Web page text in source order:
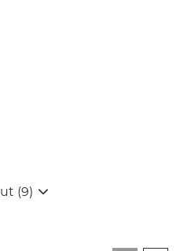
(9)